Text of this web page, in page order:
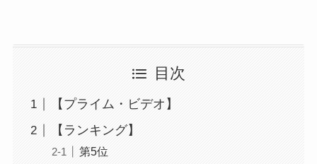
目次
【プライム・ビデオ】
【ランキング】
第5位